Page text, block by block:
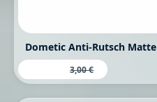
Dometic Anti-Rutsch Matte
Verkaufspreis:Regulärer Preis:
3,00 €